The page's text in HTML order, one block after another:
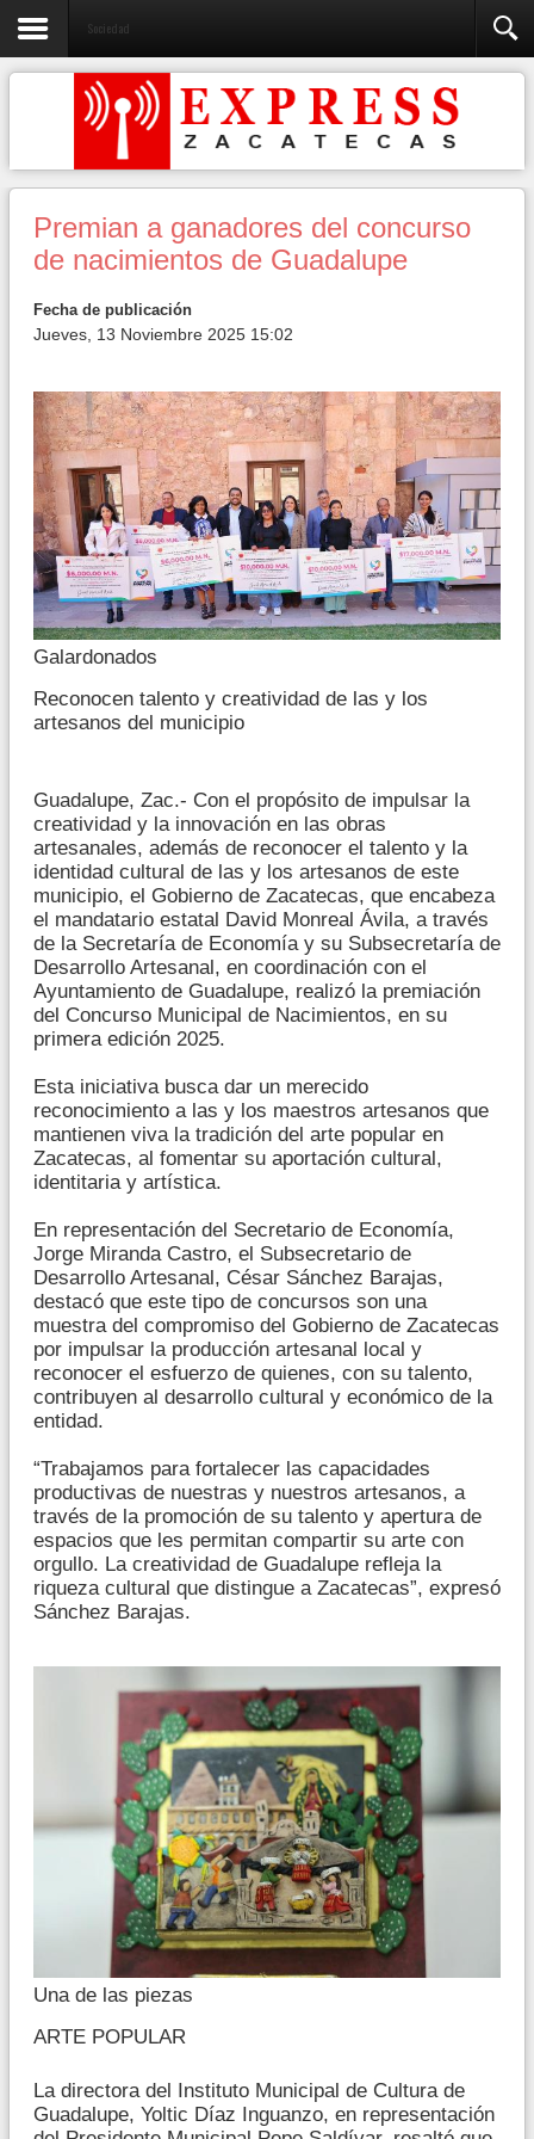
Sociedad
Premian a ganadores del concurso
de nacimientos de Guadalupe
Fecha de publicación
Jueves, 13 Noviembre 2025 15:02
Galardonados
Reconocen talento y creatividad de las y los
artesanos del municipio
Guadalupe, Zac.- Con el propósito de impulsar la
creatividad y la innovación en las obras
artesanales, además de reconocer el talento y la
identidad cultural de las y los artesanos de este
municipio, el Gobierno de Zacatecas, que encabeza
el mandatario estatal David Monreal Ávila, a través
de la Secretaría de Economía y su Subsecretaría de
Desarrollo Artesanal, en coordinación con el
Ayuntamiento de Guadalupe, realizó la premiación
del Concurso Municipal de Nacimientos, en su
primera edición 2025.
Esta iniciativa busca dar un merecido
reconocimiento a las y los maestros artesanos que
mantienen viva la tradición del arte popular en
Zacatecas, al fomentar su aportación cultural,
identitaria y artística.
En representación del Secretario de Economía,
Jorge Miranda Castro, el Subsecretario de
Desarrollo Artesanal, César Sánchez Barajas,
destacó que este tipo de concursos son una
muestra del compromiso del Gobierno de Zacatecas
por impulsar la producción artesanal local y
reconocer el esfuerzo de quienes, con su talento,
contribuyen al desarrollo cultural y económico de la
entidad.
“Trabajamos para fortalecer las capacidades
productivas de nuestras y nuestros artesanos, a
través de la promoción de su talento y apertura de
espacios que les permitan compartir su arte con
orgullo. La creatividad de Guadalupe refleja la
riqueza cultural que distingue a Zacatecas”, expresó
Sánchez Barajas.
Una de las piezas
ARTE POPULAR
La directora del Instituto Municipal de Cultura de
Guadalupe, Yoltic Díaz Inguanzo, en representación